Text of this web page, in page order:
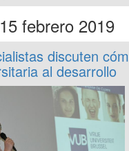
febrero 2019
discuten
al desarrollo